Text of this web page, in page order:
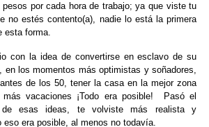
por cada hora de trabajo; ya que viste tu
no estés contento(a), nadie lo está la primera
esta forma.
con la idea de convertirse en esclavo de su
los momentos más optimistas y soñadores,
de los 50, tener la casa en la mejor zona
vacaciones ¡Todo era posible! Pasó el
esas ideas, te volviste más realista y
eso era posible, al menos no todavía.